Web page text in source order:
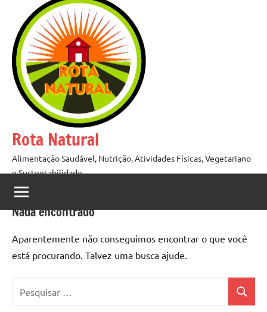
conteúdo
Rota Natural
Alimentação Saudável, Nutrição, Atividades Físicas, Vegetariano
e Sustentabilidade
Nada encontrado
Aparentemente não conseguimos encontrar o que você
está procurando. Talvez uma busca ajude.
por: